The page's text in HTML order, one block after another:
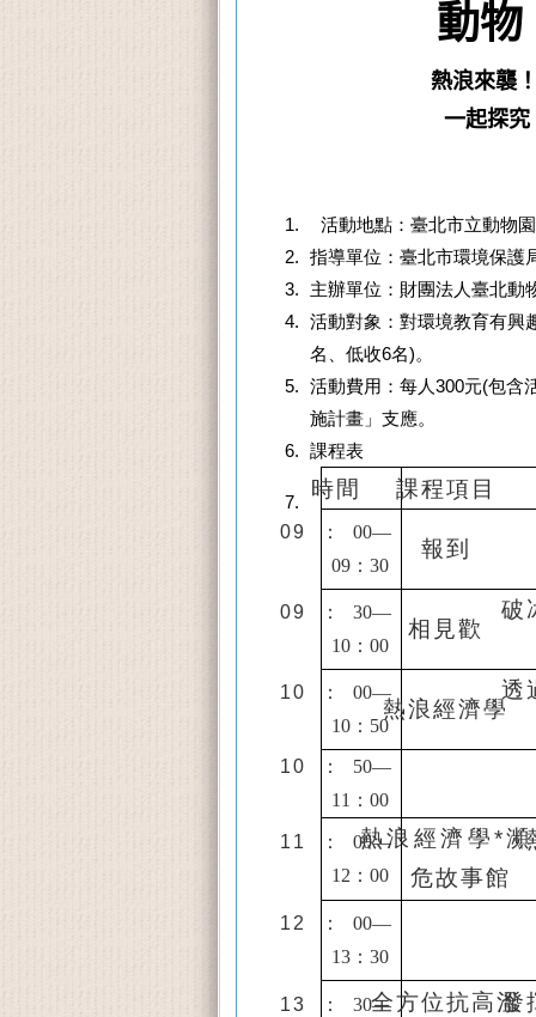
動物
熱浪來襲
一起探究
活動地點：臺北市立動物園
指導單位：臺北市環境保護
主辦單位：財團法人臺北動
活動對象：對環境教育有興
名、低收6名)。
活動費用：每人300元(包含
施計畫」支應。
課程表
時間 課程項目
09 ：00—
09： 30
報到
09 ：30—
10： 00
相見歡
破
10 ：00—
10： 50
熱浪經濟學
透
10 ： 50—
11 ： 00
11 ：00—
12 ： 00
熱浪經濟學*瀕
危故事館
《
12 ：00—
13： 30
13 ：30—全方位抗高溫
發